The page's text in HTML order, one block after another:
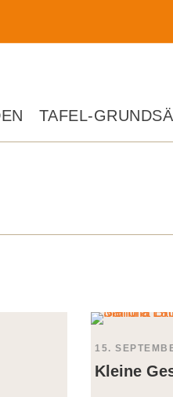
TAFEL-
15.
Kleine